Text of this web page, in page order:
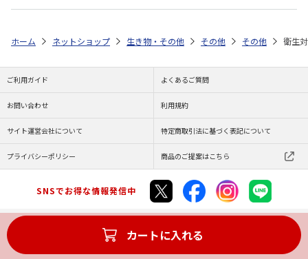
カートに入れる
ホーム ネットショップ 生き物・その他 その他 その他 衛生
ご利用ガイド よくあるご質問
お問い合わせ 利用規約
サイト運営会社について 特定商取引法に基づく表記について
プライバシーポリシー 商品のご提案はこちら
SNSでお得な情報発信中